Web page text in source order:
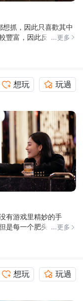
要達成收集率100%，
，甚至如果真的卡住
抓，因此只喜歡其中
豐富，因此反而一堆
代一樣有放彩蛋，這
結局了。 當然真正的
"教授"應該就是三代
羅牌，你要出塔羅牌
女主海報)在這遊戲變成
牌了，就純粹一個擺
喜歡收集這遊戲的塔
，我一代我傻到試過
連試的慾望都沒了。
是想要幹啥呢XD
...更多
架構豐富
想玩 玩過
有游戏里精妙的手
是每一个肥头大耳的
是你骗了彩礼要全额
所以希望游戏的下一
上，而不是这种你是
...更多
想玩 玩過